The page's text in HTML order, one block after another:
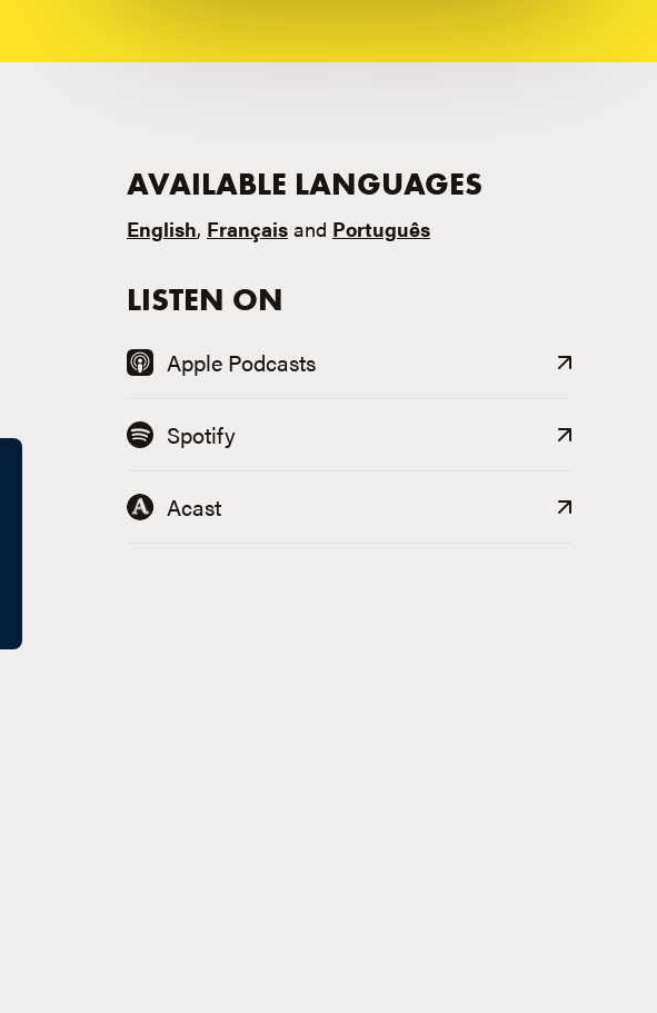
AVAILABLE LANGUAGES
English, Français and Português
LISTEN ON
Apple Podcasts
Spotify
Acast